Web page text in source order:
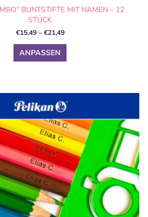
BUNTSTIFTE MIT NAMEN – 12
STÜCK
€15,49 – €21,49
ANPASSEN
€10,49
bis
€31,89
Produkt
weist
mehrere
Varianten
auf.
Die
Optionen
können
auf
der
Produktseite